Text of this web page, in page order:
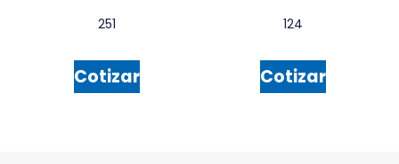
251
Cotizar
124
Cotizar